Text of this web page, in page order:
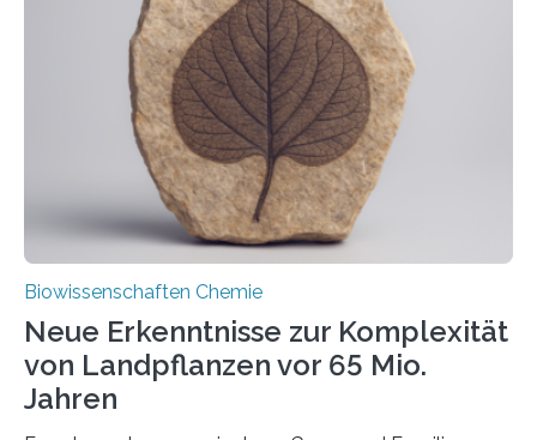
unbekannten Qualitätskontrollmechanismus des
peroxisomalen Proteintransports in der Bäckerhefe
Saccharomyces cerevisiae entdeckt, der für die
Funktionsfähigkeit der Organellen entscheidend ist. Die
Studie wurde am 28. Oktober 2025 in der
Fachzeitschrift…
Biowissenschaften Chemie
Neue Erkenntnisse zur Komplexität
von Landpflanzen vor 65 Mio.
Jahren